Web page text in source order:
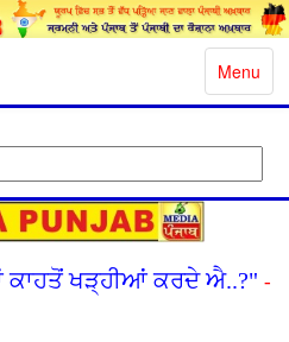
Toggle
Menu
ਕਾਹਤੋਂ ਖੜ੍ਹੀਆਂ ਕਰਦੇ ਐ..?" -